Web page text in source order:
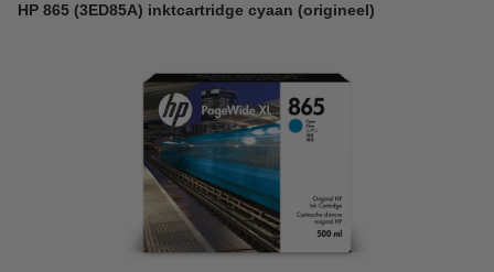
HP 865 (3ED85A) inktcartridge cyaan (origineel)